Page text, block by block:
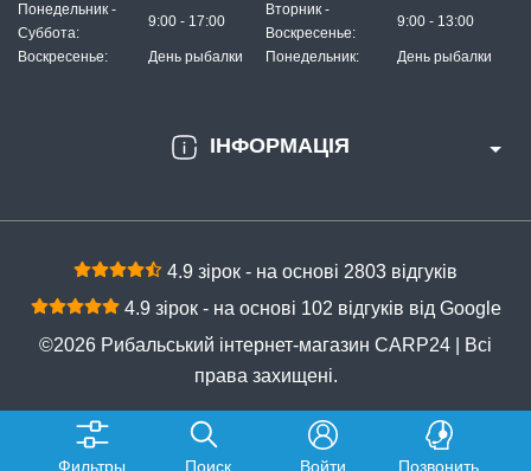
Фильтры Поиск Войти Позвонить
ІНФОРМАЦІЯ
Понедельник -
Суббота:
9:00 - 17:00
Воскресенье: День рыбалки
Вторник -
Воскресенье:
9:00 - 13:00
Понедельник: День рыбалки
4.9 зірок - на основі 2803 відгуків
4.9 зірок - на основі 102 відгуків від Google
©2026 Рибальський інтернет-магазин CARP24 | Всі
права захищені.